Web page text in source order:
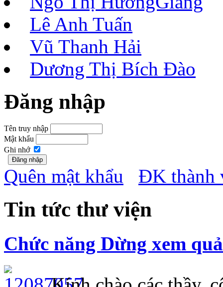
Lê Anh Tuấn
Vũ Thanh Hải
Dương Thị Bích Đào
Đăng nhập
Tên truy nhập
Mật khẩu
Ghi nhớ
Quên mật khẩu ĐK thành
Tin tức thư viện
Chức năng Dừng xem